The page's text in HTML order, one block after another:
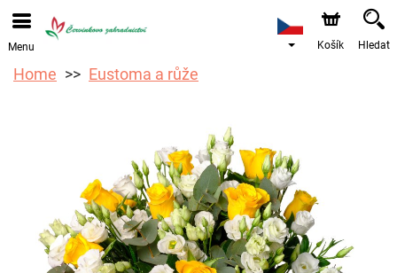
Objednávky přes e-shop přijímáme. Nejbližší možné
doručení je od 12.8.2026 z důvodu dovolené.
Menu Košík Hledat
Home Eustoma a růže